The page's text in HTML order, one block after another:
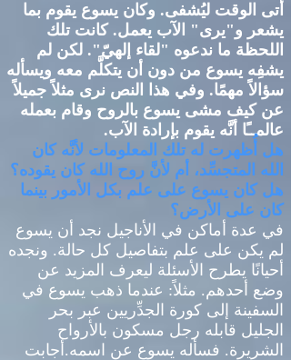
أتى الوقت ليُشفى. وكان يسوع يقوم بما
يشعر و"يرى" الآب يعمل.كانت تلك
اللحظة ما ندعوه "لقاء إلهيّ". لكن لم
يشفِه يسوع من دون أن يتكلَّم معه ويسأله
سؤالاً مهمًا. وفي هذا النص نرى مثلاً جميلاً
عن كيف مشى يسوع بالروح وقام بعمله
عالمــًا أنَّه يقوم بإرادة الآب.
هل أُظهرت له تلك المعلومات لأنَّه كان
الله المتجسِّد، أم لأنَّ روح الله كان يقوده؟
هل كان يسوع على علم بكل الأمور بينما
كان على الأرض؟
في عدة أماكن في الأناجيل نجد أن يسوع
لم يكن على علم بتفاصيل كل حالة. ونجده
أحيانًا يطرح الأسئلة ليعرف المزيد عن
وضع أحدهم. مثلاً: عندما ذهب يسوع في
السفينة إلى كورة الجدِّريين عبر بحر
الجليل قابله رجل مسكون بالأرواح
الشريرة. فسأله يسوع عن اسمه. أجابت